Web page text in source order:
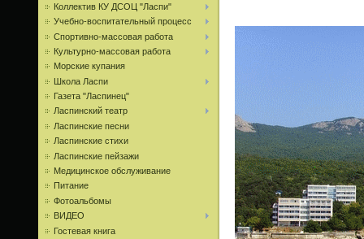
Коллектив КУ ДСОЦ "Ласпи"
Учебно-воспитательный процесс
Спортивно-массовая работа
Культурно-массовая работа
Морские купания
Школа Ласпи
Газета "Ласпинец"
Ласпинский театр
Ласпинские песни
Ласпинские стихи
Ласпинские пейзажи
Медицинское обслуживание
Питание
Фотоальбомы
ВИДЕО
Гостевая книга